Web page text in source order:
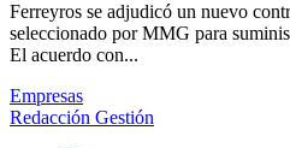
Ferreyros se adjudicó un nuevo
seleccionado por MMG para
El acuerdo con...
Empresas
Redacción Gestión